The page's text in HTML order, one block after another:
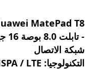
MatePad T8
- تابلت 8.0 بوصة 16 جيجا بايت / 2 جيجا بايت بشريحة واحدة 4G - أزرق
شبكة الاتصال
التكنولوجيا: GSM / HSPA / LTE